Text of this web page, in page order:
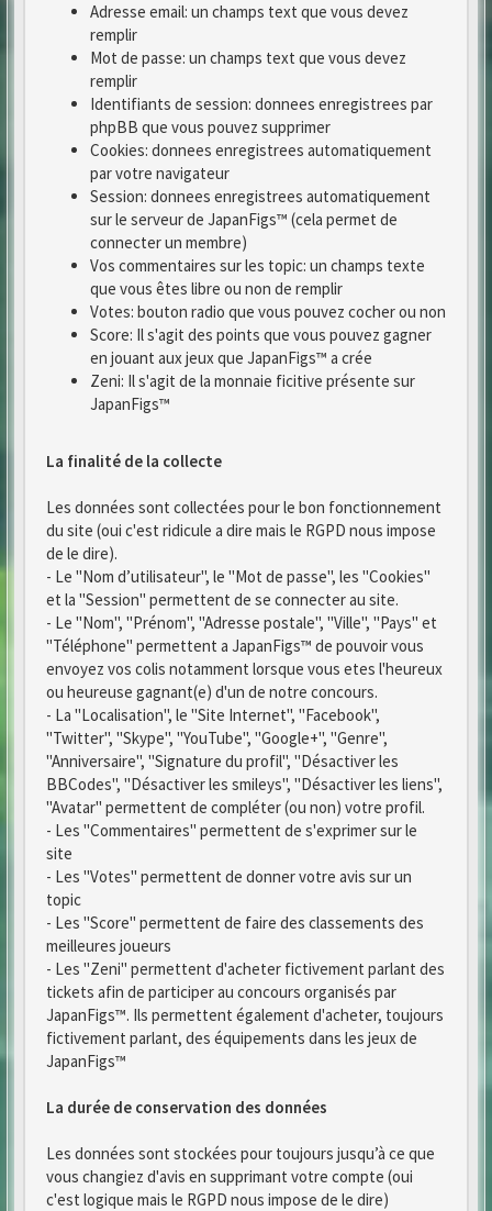
Adresse email: un champs text que vous devez
remplir
Mot de passe: un champs text que vous devez
remplir
Identifiants de session: donnees enregistrees par
phpBB que vous pouvez supprimer
Cookies: donnees enregistrees automatiquement
par votre navigateur
Session: donnees enregistrees automatiquement
sur le serveur de JapanFigs™ (cela permet de
connecter un membre)
Vos commentaires sur les topic: un champs texte
que vous êtes libre ou non de remplir
Votes: bouton radio que vous pouvez cocher ou non
Score: Il s'agit des points que vous pouvez gagner
en jouant aux jeux que JapanFigs™ a crée
Zeni: Il s'agit de la monnaie ficitive présente sur
JapanFigs™
La finalité de la collecte
Les données sont collectées pour le bon fonctionnement
du site (oui c'est ridicule a dire mais le RGPD nous impose
de le dire).
- Le "Nom d’utilisateur", le "Mot de passe", les "Cookies"
et la "Session" permettent de se connecter au site.
- Le "Nom", "Prénom", "Adresse postale", "Ville", "Pays" et
"Téléphone" permettent a JapanFigs™ de pouvoir vous
envoyez vos colis notamment lorsque vous etes l'heureux
ou heureuse gagnant(e) d'un de notre concours.
- La "Localisation", le "Site Internet", "Facebook",
"Twitter", "Skype", "YouTube", "Google+", "Genre",
"Anniversaire", "Signature du profil", "Désactiver les
BBCodes", "Désactiver les smileys", "Désactiver les liens",
"Avatar" permettent de compléter (ou non) votre profil.
- Les "Commentaires" permettent de s'exprimer sur le
site
- Les "Votes" permettent de donner votre avis sur un
topic
- Les "Score" permettent de faire des classements des
meilleures joueurs
- Les "Zeni" permettent d'acheter fictivement parlant des
tickets afin de participer au concours organisés par
JapanFigs™. Ils permettent également d'acheter, toujours
fictivement parlant, des équipements dans les jeux de
JapanFigs™
La durée de conservation des données
Les données sont stockées pour toujours jusqu’à ce que
vous changiez d'avis en supprimant votre compte (oui
c'est logique mais le RGPD nous impose de le dire)